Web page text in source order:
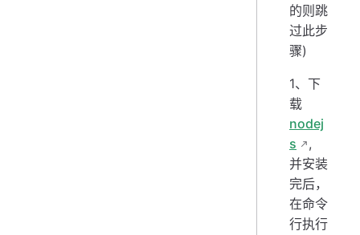
的则跳
过此步
骤)
1、下
载
nodej
s
,
并安装
完后，
在命令
行执行